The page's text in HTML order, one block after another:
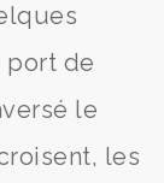
port de
le
les